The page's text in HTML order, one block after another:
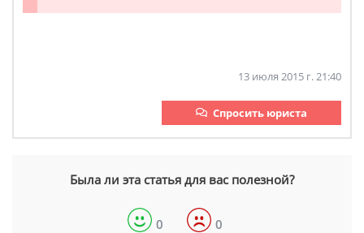
13 июля 2015 г. 21:40
Спросить юриста
Была ли эта статья для вас полезной?
0 0